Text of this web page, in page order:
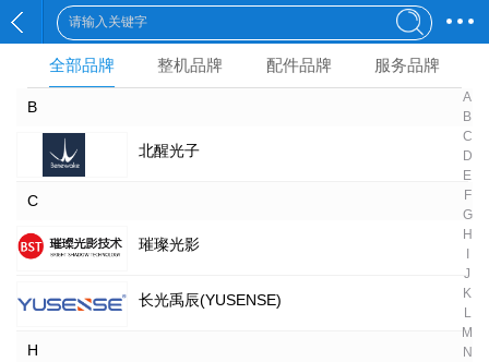
全部品牌 整机品牌 配件品牌 服务品牌
A
B
C
D
E
F
G
H
J
K
L
M
N
B
北醒光子
C
璀璨光影
长光禹辰(YUSENSE)
H